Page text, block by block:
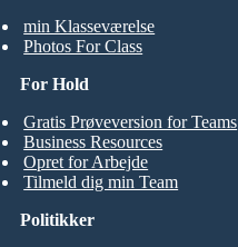
min Klasseværelse
Photos For Class
For Hold
Gratis Prøveversion for Teams
Business Resources
Opret for Arbejde
Tilmeld dig min Team
Politikker